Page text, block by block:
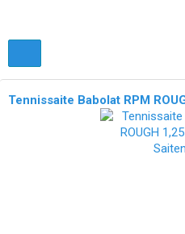
Tennissaite Babolat RPM